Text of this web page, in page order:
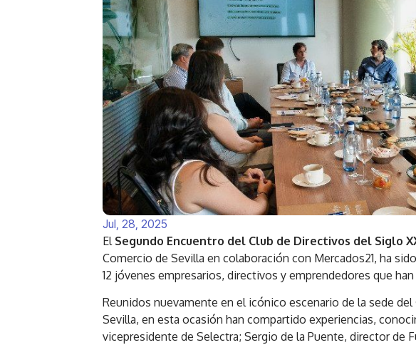
Jul, 28, 2025
El Segundo Encuentro del Club de Directivos del Siglo
Comercio de Sevilla en colaboración con Mercados21, ha
12 jóvenes empresarios, directivos y emprendedores que
Reunidos nuevamente en el icónico escenario de la sede del
Sevilla, en esta ocasión han compartido experiencias,
vicepresidente de Selectra; Sergio de la Puente, director de